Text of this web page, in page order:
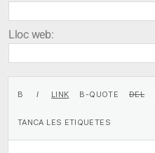
Lloc web: